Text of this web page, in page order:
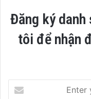
Đăng ký danh
tôi để nhận
your